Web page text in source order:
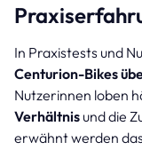
In Praxistests und
Centurion-Bikes
Nutzerinnen loben
Verhältnis und die
erwähnt werden das